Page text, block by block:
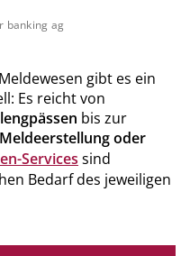
banking ag
gibt es ein
Es reicht von
bis zur
oder
Services sind
Bedarf des jeweiligen